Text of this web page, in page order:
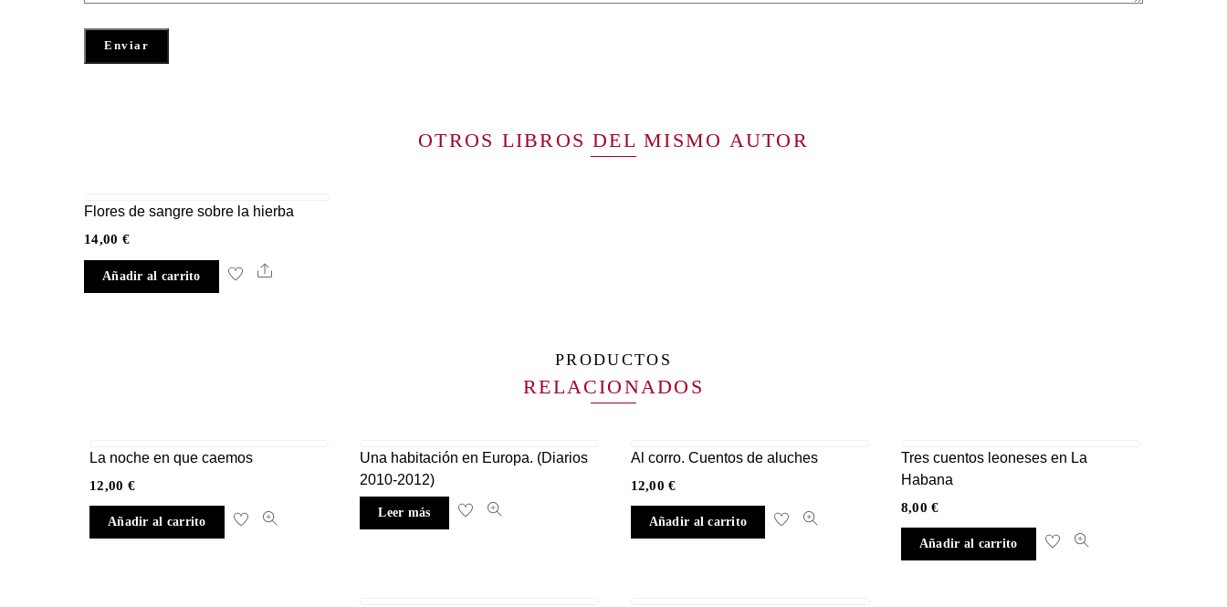
OTROS LIBROS DEL MISMO AUTOR
Flores de sangre sobre la hierba
14,00 €
Añadir al carrito Share
PRODUCTOS
RELACIONADOS
La noche en que caemos
12,00 €
Añadir al carrito
Una habitación en Europa. (Diarios
2010-2012)
Leer más
Al corro. Cuentos de aluches
12,00€
Añadir al carrito
Tres cuentos leoneses en La
Habana
8,00€
Añadir al carrito